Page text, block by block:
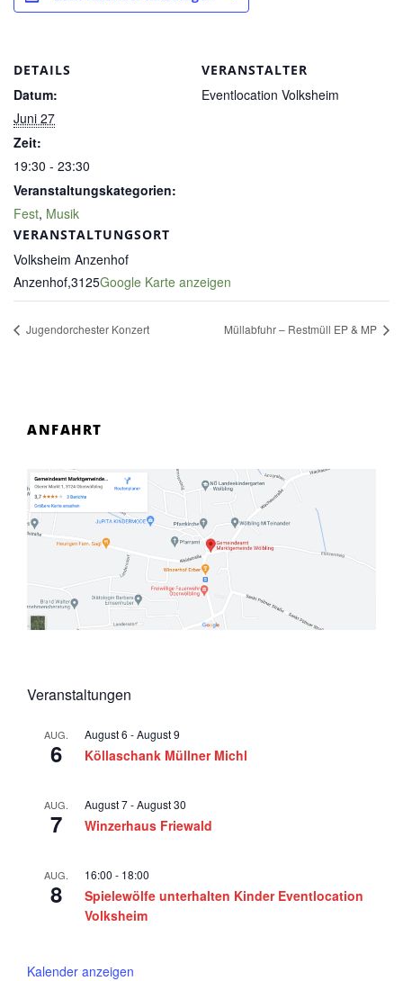
DETAILS
Datum:
Juni 27
Zeit:
19:30 - 23:30
Veranstaltungskategorien:
Fest, Musik
VERANSTALTUNGSORT
Volksheim Anzenhof
Anzenhof,3125Google Karte anzeigen
VERANSTALTER
Eventlocation Volksheim
Jugendorchester Konzert Müllabfuhr – Restmüll EP & MP
ANFAHRT
Veranstaltungen
AUG.
6
August 6 -August 9
Köllaschank Müllner Michl
AUG.
7
August 7-August 30
Winzerhaus Friewald
AUG.
8
16:00 - 18:00
Spielewölfe unterhalten Kinder Eventlocation
Volksheim
Kalender anzeigen